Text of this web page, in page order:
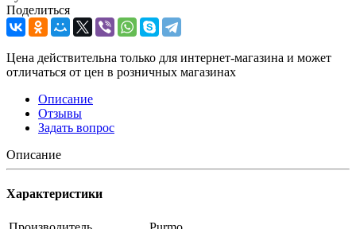
Поделиться
Цена действительна только для интернет-магазина и может
отличаться от цен в розничных магазинах
Описание
Отзывы
Задать вопрос
Описание
Характеристики